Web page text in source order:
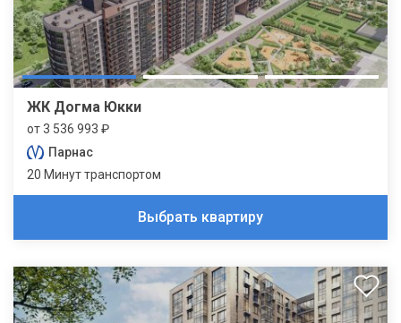
ЖК Догма Юкки
от 3 536 993 ₽
Парнас
20 Минут транспортом
Выбрать квартиру